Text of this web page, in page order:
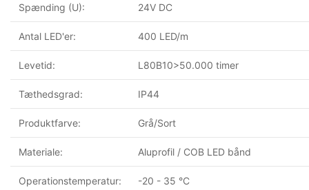
Spænding (U): 24V DC
Antal LED'er: 400 LED/m
Levetid: L80B10>50.000 timer
Tæthedsgrad: IP44
Produktfarve: Grå/Sort
Materiale: Aluprofil / COB LED bånd
Operationstemperatur: -20 - 35 °C